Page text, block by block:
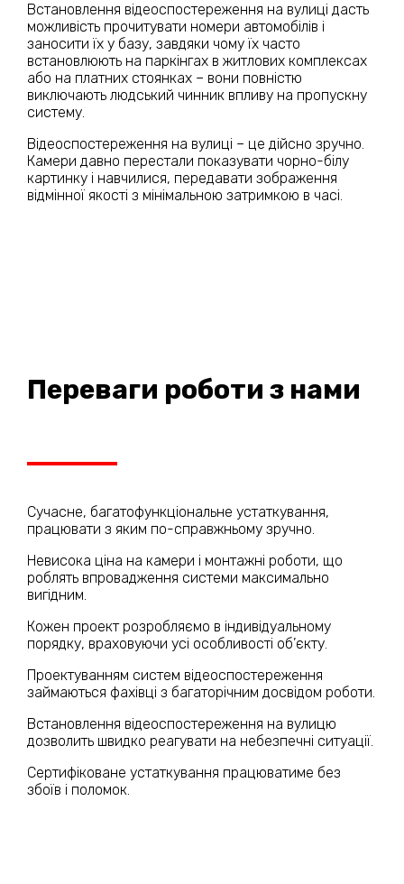
Встановлення відеоспостереження на вулиці дасть
можливість прочитувати номери автомобілів і
заносити їх у базу, завдяки чому їх часто
встановлюють на паркінгах в житлових комплексах
або на платних стоянках – вони повністю
виключають людський чинник впливу на пропускну
систему.
Відеоспостереження на вулиці – це дійсно зручно.
Камери давно перестали показувати чорно-білу
картинку і навчилися, передавати зображення
відмінної якості з мінімальною затримкою в часі.
Переваги роботи з нами
Сучасне, багатофункціональне устаткування,
працювати з яким по-справжньому зручно.
Невисока ціна на камери і монтажні роботи, що
роблять впровадження системи максимально
вигідним.
Кожен проект розробляємо в індивідуальному
порядку, враховуючи усі особливості об’єкту.
Проектуванням систем відеоспостереження
займаються фахівці з багаторічним досвідом роботи.
Встановлення відеоспостереження на вулицю
дозволить швидко реагувати на небезпечні ситуації.
Сертифіковане устаткування працюватиме без
збоїв і поломок.